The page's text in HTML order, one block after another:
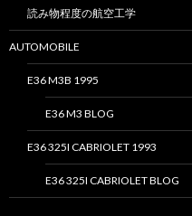
読み物程度の航空工学
AUTOMOBILE
E36 M3B 1995
E36 M3 BLOG
E36 325I CABRIOLET 1993
E36 325I CABRIOLET BLOG